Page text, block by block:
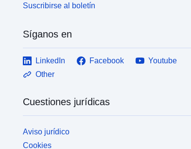
Suscribirse al boletín
Síganos en
LinkedIn Facebook
Youtube
Other
Cuestiones jurídicas
Aviso jurídico
Cookies